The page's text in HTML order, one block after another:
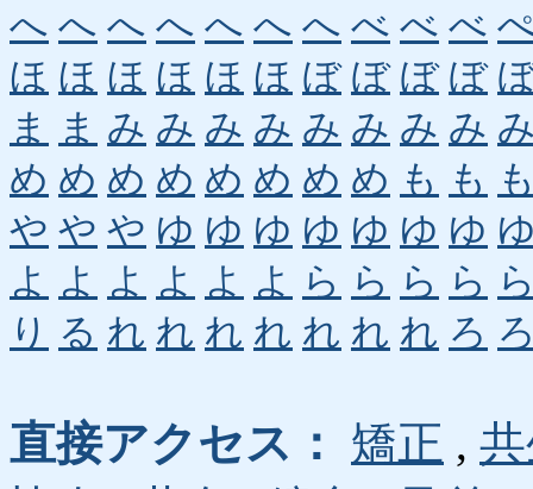
へ へ へ へ へ へ へ べ べ べ
ほ ほ ほ ほ ほ ほ ぼ ぼ ぼ ぼ
ま
ま み み み み み み み み
め め め め め め め め も も
や や や ゆ ゆ ゆ ゆ ゆ ゆ ゆ
よ よ よ よ よ よ ら ら ら ら
り る れ れ れ れ れ れ れ ろ
直接アクセス： 矯正 ,